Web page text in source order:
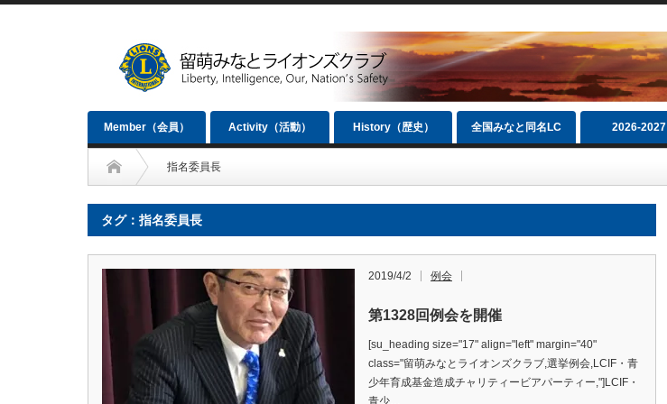
Member（会員） Activity（活動） History（歴史） 全国みなと同名LC 2026‐2027
指名委員長
タグ：指名委員長
2019/4/2 例会
第1328回例会を開催
[su_heading size="17" align="left" margin="40"
class="留萌みなとライオンズクラブ,選挙例会,LCIF・青
少年育成基金造成チャリティービアパーティー,"]LCIF・
青少…